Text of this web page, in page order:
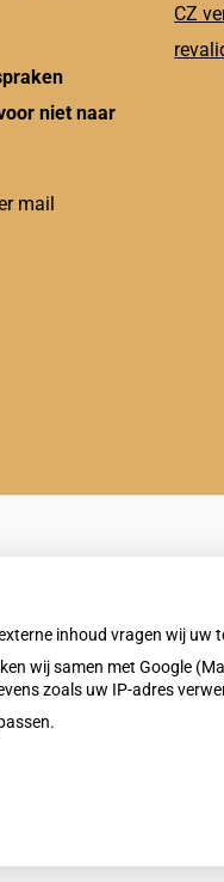
niet naar
mail
CZ
dit te zien.inhoud vragen wij uw
wij samen met Google
zoals uw IP-adres